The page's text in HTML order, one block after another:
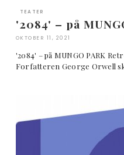
TEATER
'2084' – på
OKTOBER 11, 2021
'2084' – på MUNGO
Forfatteren George Orwell